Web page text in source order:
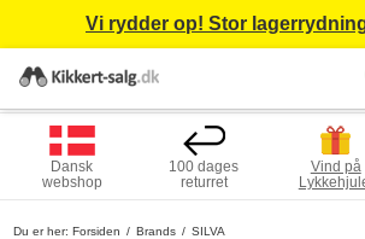
Vi rydder op! Stor
Dansk
webshop
100 dages
returret
Vind på
Du er her: Forsiden Brands SILVA